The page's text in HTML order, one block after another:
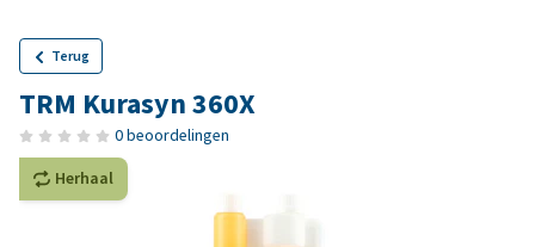
Terug
TRM Kurasyn 360X
0 beoordelingen
Herhaal